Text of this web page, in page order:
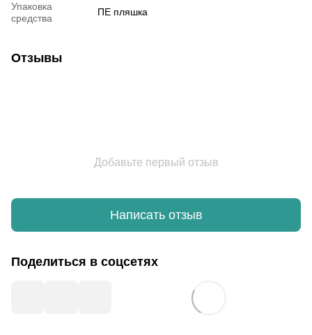
Упаковка
средства
ПЕ пляшка
Отзывы
Добавьте первый отзыв
Написать отзыв
Поделиться в соцсетях